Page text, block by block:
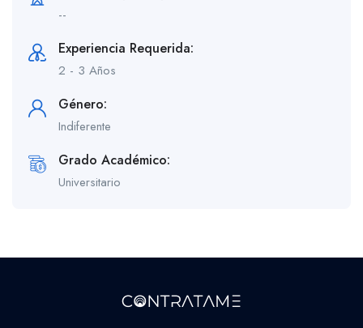
--
Experiencia Requerida:
2 - 3 Años
Género:
Indiferente
Grado Académico:
Universitario